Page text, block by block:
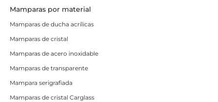
Mamparas por material
Mamparas de ducha acrílicas
Mamparas de cristal
Mamparas de acero inoxidable
Mamparas de transparente
Mampara serigrafiada
Mamparas de cristal Carglass